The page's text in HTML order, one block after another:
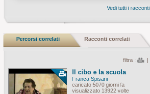
Vedi tutti i racconti
Percorsi correlati Racconti correlati
filtra : |
Il cibo e la scuola
Franca Spisani
caricato 5070 giorni fa
visualizzato 13922 volte